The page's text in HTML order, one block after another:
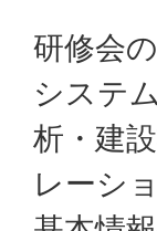
研修会
システ
析・建
レーシ